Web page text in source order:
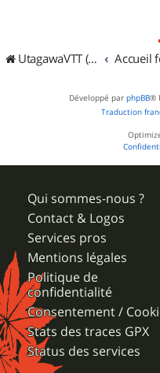
UtagawaVTT (Randos VTT et VTTAE avec traces GPS) Accueil
Développé par phpBB®
Traduction
Qui sommes-nous ?
Contact & Logos
Services pros
Mentions légales
Politique de
confidentialité
Consentement /
Stats des traces GPX
Status des services